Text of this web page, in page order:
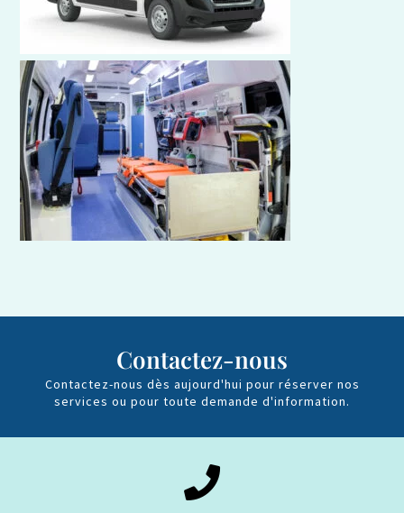
Contactez-nous
Contactez-nous dès aujourd'hui pour réserver nos
services ou pour toute demande d'information.
